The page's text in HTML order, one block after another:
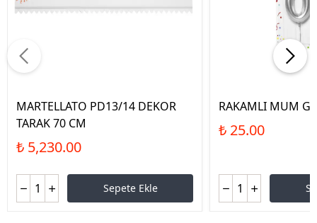
MARTELLATO PD13/14 DEKOR
TARAK 70 CM
₺ 5,230.00
Sepete Ekle
RAKAMLI MUM
₺ 25.00